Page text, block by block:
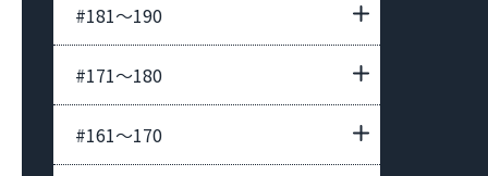
#181〜190
#171〜180
#161〜170